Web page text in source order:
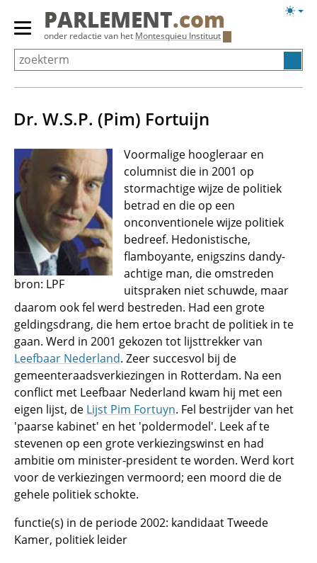
Overslaan
Primair
menu
tonen/verbergen
PARLEMENT.com
onder redactie van het Montesquieu Instituut
Dr. W.S.P. (Pim) Fortuijn
bron: LPF
Voormalige hoogleraar en
columnist die in 2001 op
stormachtige wijze de politiek
betrad en die op een
onconventionele wijze politiek
bedreef. Hedonistische,
flamboyante, enigszins dandy-
achtige man, die omstreden
uitspraken niet schuwde, maar
daarom ook fel werd bestreden. Had een grote
geldingsdrang, die hem ertoe bracht de politiek in te
gaan. Werd in 2001 gekozen tot lijsttrekker van
Leefbaar Nederland. Zeer succesvol bij de
gemeenteraadsverkiezingen in Rotterdam. Na een
conflict met Leefbaar Nederland kwam hij met een
eigen lijst, de Lijst Pim Fortuyn. Fel bestrijder van het
'paarse kabinet' en het 'poldermodel'. Leek af te
stevenen op een grote verkiezingswinst en had
ambitie om minister-president te worden. Werd kort
voor de verkiezingen vermoord; een moord die de
gehele politiek schokte.
functie(s) in de periode 2002: kandidaat Tweede
Kamer, politiek leider